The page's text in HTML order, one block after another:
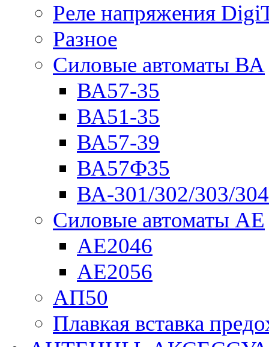
Реле напряжения
Разное
Силовые автоматы ВА
ВА57-35
ВА51-35
ВА57-39
ВА57Ф35
ВА-301/302/303/
Силовые автоматы АЕ
АЕ2046
АЕ2056
АП50
Плавкая вставка